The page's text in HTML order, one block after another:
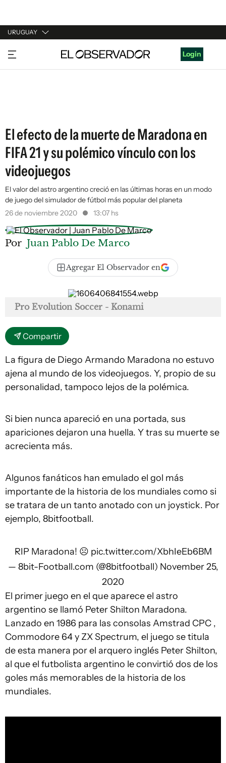
URUGUAY
URUGUAY
ARGENTINA
Login
El efecto de la muerte de Maradona en
FIFA 21 y su polémico vínculo con los
videojuegos
El valor del astro argentino creció en las últimas horas en un modo
de juego del simulador de fútbol más popular del planeta
26 de noviembre 2020
13:07 hs
Por Juan Pablo De Marco
Agregar El Observador en
Pro Evolution Soccer - Konami
Compartir
La figura de Diego Armando Maradona no estuvo
ajena al mundo de los videojuegos. Y, propio de su
personalidad, tampoco lejos de la polémica.
Si bien nunca apareció en una portada, sus
apariciones dejaron una huella. Y tras su muerte se
acrecienta más.
Algunos fanáticos han emulado el gol más
importante de la historia de los mundiales como si
se tratara de un tanto anotado con un joystick. Por
ejemplo, 8bitfootball.
RIP Maradona! ☹️ pic.twitter.com/XbhIeEb6BM
— 8bit-Football.com (@8bitfootball) November 25,
2020
El primer juego en el que aparece el astro
argentino se llamó Peter Shilton Maradona.
Lanzado en 1986 para las consolas Amstrad CPC ,
Commodore 64 y ZX Spectrum, el juego se titula
de esta manera por el arquero inglés Peter Shilton,
al que el futbolista argentino le convirtió dos de los
goles más memorables de la historia de los
mundiales.